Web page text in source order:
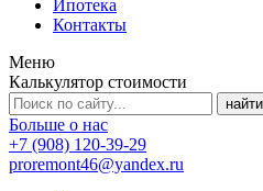
Ипотека
Контакты
Меню
Калькулятор стоимости
Больше о нас
+7 (908) 120-39-29
proremont46@yandex.ru